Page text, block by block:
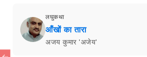
लघुकथा
आँखों का तारा
अजय कुमार 'अजेय'